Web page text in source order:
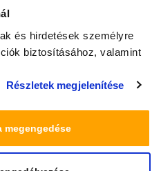
és hirdetések személyre
biztosításához, valamint
megosztjuk az
vagy az Ön által
gyűjtöttek.
Részletek megjelenítése
megengedése